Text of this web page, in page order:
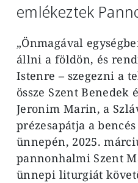
emlékeztek
„Önmagával
állni a földön, és
Istenre – szegezni a
össze Szent
Jeronim Marin, a
prézesapátja a
ünnepén, 2025.
pannonhalmi Szent
ünnepi liturgiát